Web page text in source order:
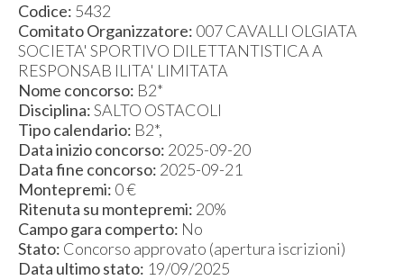
Codice: 5432
Comitato Organizzatore: 007 CAVALLI OLGIATA
SOCIETA' SPORTIVO DILETTANTISTICA A
RESPONSAB ILITA' LIMITATA
Nome concorso: B2*
Disciplina:SALTO OSTACOLI
Tipo calendario: B2*,
Data inizio concorso: 2025-09-20
Data fine concorso: 2025-09-21
Montepremi: 0 €
Ritenuta su montepremi: 20%
Campo gara comperto: No
Stato: Concorso approvato (apertura iscrizioni)
Data ultimo stato: 19/09/2025